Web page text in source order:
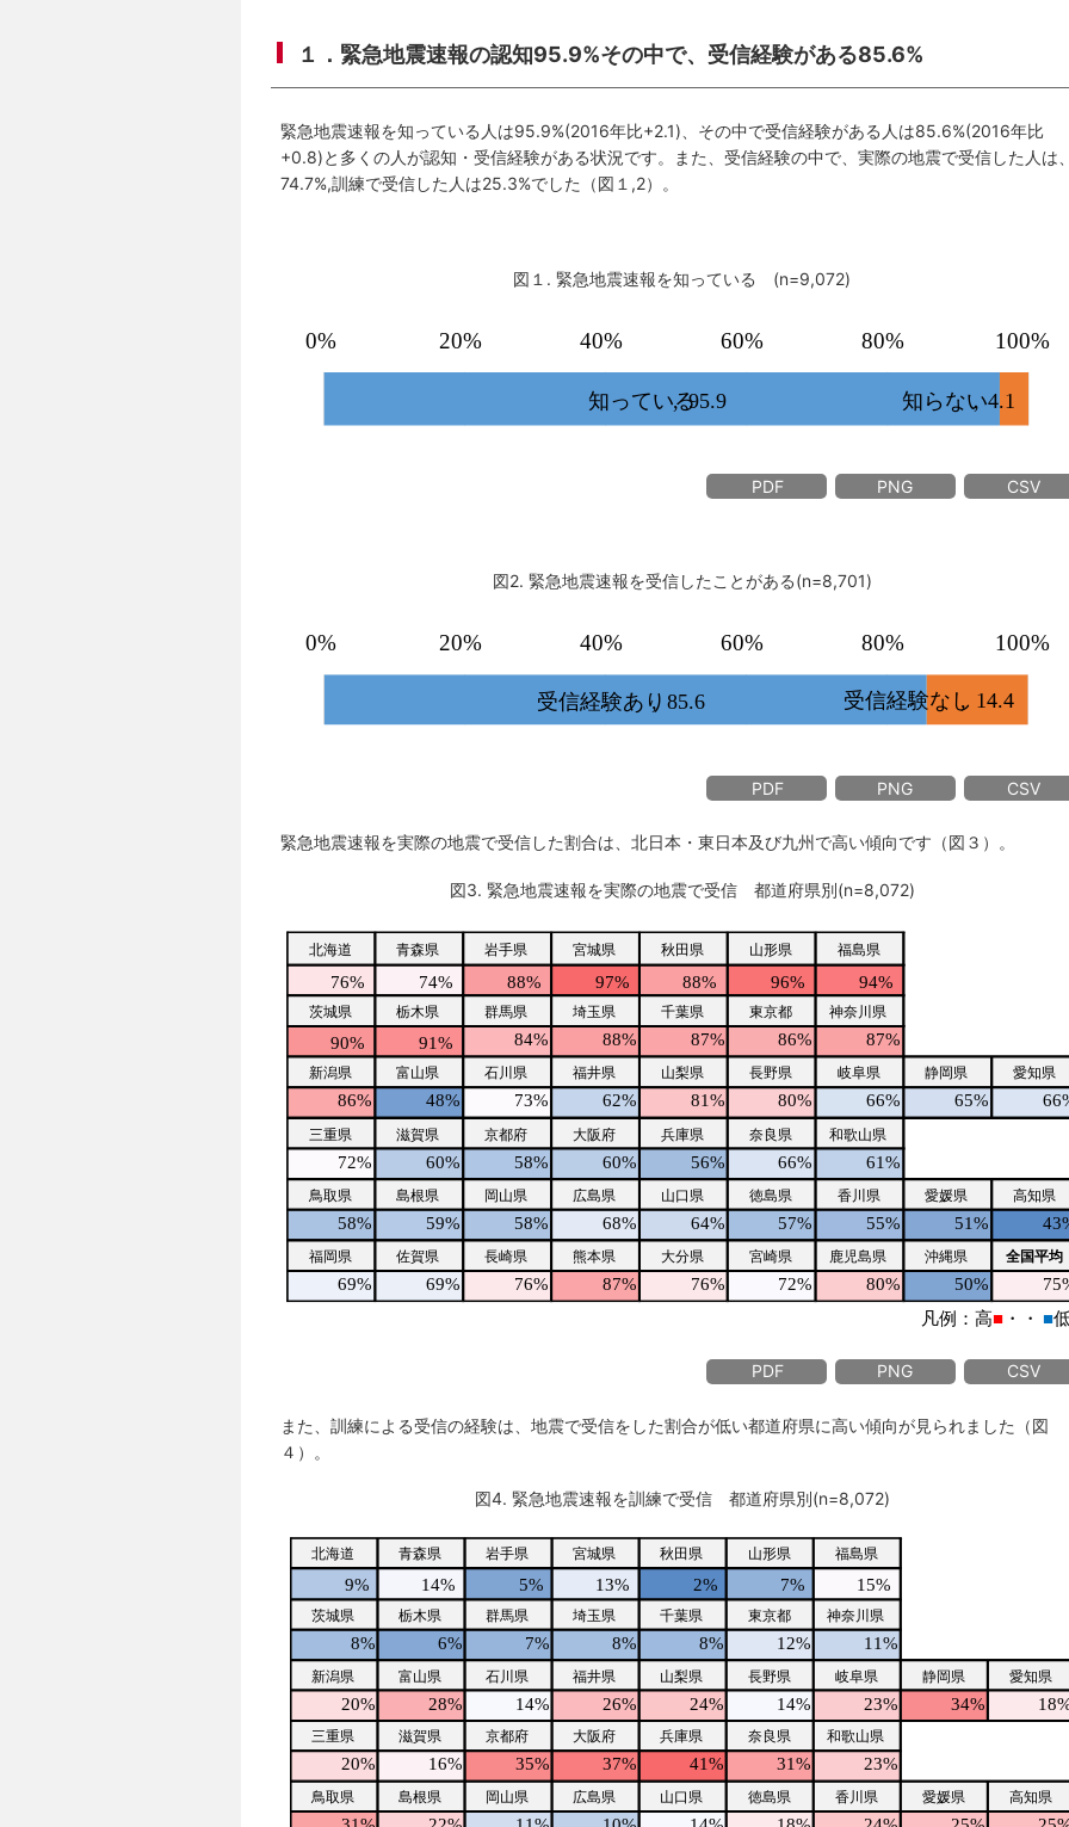
１．緊急地震速報の認知95.9%その中で、受信経験がある85.6%
緊急地震速報を知っている人は95.9%(2016年比+2.1)、その中で受信経験がある人は85.6%(2016年比
+0.8)と多くの人が認知・受信経験がある状況です。また、受信経験の中で、実際の地震で受信した人は
74.7%,訓練で受信した人は25.3%でした（図１,2）。
図１. 緊急地震速報を知っている (n=9,072)
PDF PNG CSV
図2. 緊急地震速報を受信したことがある(n=8,701)
PDF PNG CSV
緊急地震速報を実際の地震で受信した割合は、北日本・東日本及び九州で高い傾向です（図３）。
図3. 緊急地震速報を実際の地震で受信 都道府県別(n=8,072)
PDF PNG CSV
また、訓練による受信の経験は、地震で受信をした割合が低い都道府県に高い傾向が見られました（図
４）。
図4. 緊急地震速報を訓練で受信 都道府県別(n=8,072)